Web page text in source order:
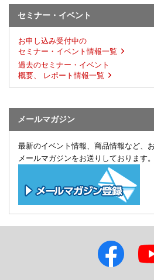
セミナー・イベント
お申し込み受付中の
セミナー・イベント情報一覧
過去のセミナー・イベント
概要、 レポート情報一覧
メールマガジン
最新のイベント情報、商品情報など、
メールマガジンをお送りしております。